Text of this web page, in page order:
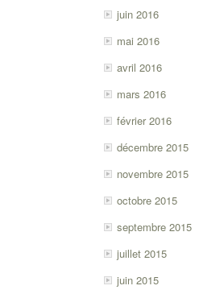
juin 2016
mai 2016
avril 2016
mars 2016
février 2016
décembre 2015
novembre 2015
octobre 2015
septembre 2015
juillet 2015
juin 2015